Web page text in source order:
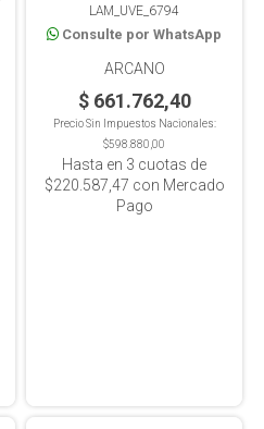
254/365nm
LAM_UVE_6794
Consulte por WhatsApp
ARCANO
$ 661.762,40
Precio Sin Impuestos Nacionales:
$598.880,00
Hasta en 3 cuotas de
$220.587,47 con Mercado
Pago